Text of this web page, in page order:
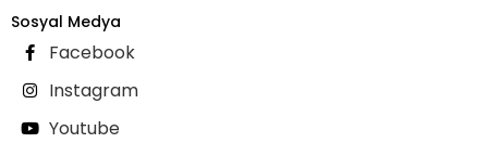
Sosyal Medya
Facebook
Instagram
Youtube